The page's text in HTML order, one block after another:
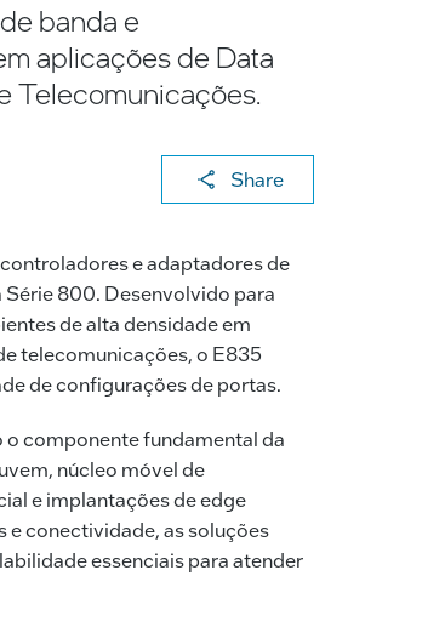
banda e
aplicações de Data
Telecomunicações.
Share
X
a
c
e adaptadores de
800. Desenvolvido para
de alta densidade em
telecomunicações, o E835
de configurações de portas.
componente fundamental da
núcleo móvel de
e implantações de edge
e conectividade, as soluções
essenciais para atender